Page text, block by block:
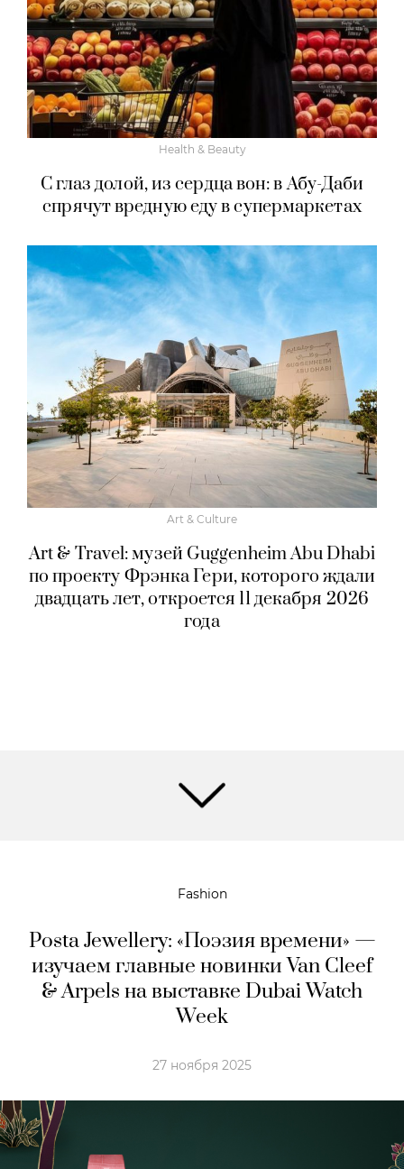
Health & Beauty
С глаз долой, из сердца вон: в Абу-Даби
спрячут вредную еду в супермаркетах
Art & Culture
Art & Travel: музей Guggenheim Abu Dhabi
по проекту Фрэнка Гери, которого ждали
двадцать лет, откроется 11 декабря 2026
года
Fashion
Posta Jewellery: «Поэзия времени» —
изучаем главные новинки Van Cleef
& Arpels на выставке Dubai Watch
Week
27 ноября 2025